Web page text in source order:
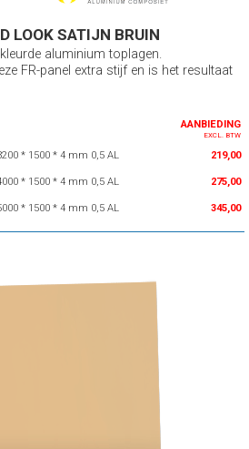
LOOK SATIJN BRUIN
aluminium toplagen.
FR-panel extra stijf en is het resultaat
AANBIEDING
EXCL. BTW
* 1500 * 4 mm 0,5 AL 219,00
* 1500 * 4 mm 0,5 AL 275,00
* 1500 * 4 mm 0,5 AL 345,00